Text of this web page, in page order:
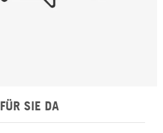
FÜR SIE DA